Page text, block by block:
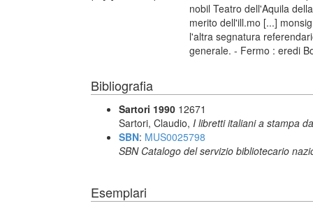
nobil Teatro dell'Aquila
merito dell'ill.mo [...]
l'altra segnatura
generale. - Fermo : eredi
Bibliografia
Sartori 1990 12671
Sartori, Claudio, I libretti italiani a stampa
SBN: MUS0025798
SBN Catalogo del servizio bibliotecario
Esemplari